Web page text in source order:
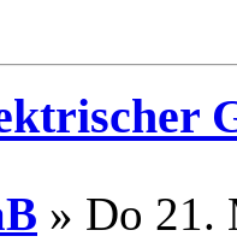
» Do 21.